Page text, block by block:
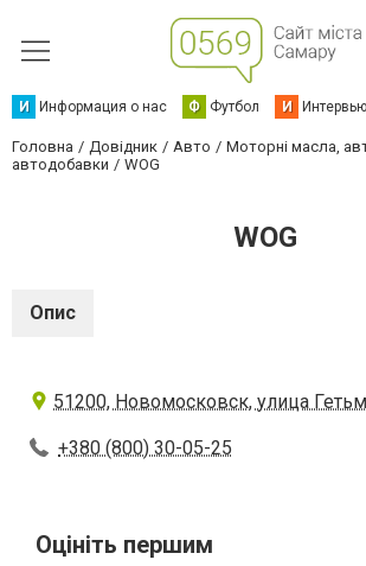
И Информация о нас Ф Футбол И Интервью
Головна Довідник Авто
Моторні масла,
автодобавки
WOG
WOG
Опис
51200, Новомосковск, улица
+380 (800) 30-05-25
Оцініть першим